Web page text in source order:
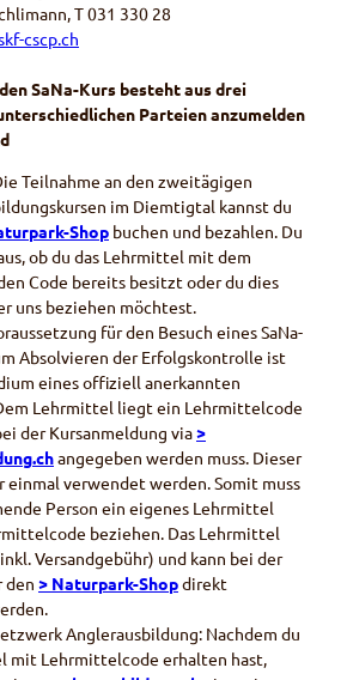
T 031 330 28
cscp.ch
SaNa-Kurs besteht aus drei
Parteien anzumelden
Teilnahme an den zweitägigen
im Diemtigtal kannst du
Shop buchen und bezahlen. Du
ob du das Lehrmittel mit dem
Code bereits besitzt oder du dies
uns beziehen möchtest.
für den Besuch eines SaNa-
Absolvieren der Erfolgskontrolle ist
eines offiziell anerkannten
Lehrmittel liegt ein Lehrmittelcode
der Kursanmeldung via>
angegeben werden muss. Dieser
einmal verwendet werden. Somit muss
Person ein eigenes Lehrmittel
beziehen. Das Lehrmittel
Versandgebühr) und kann bei der
den > Naturpark-Shopdirekt
Anglerausbildung: Nachdem du
mit Lehrmittelcode erhalten hast,